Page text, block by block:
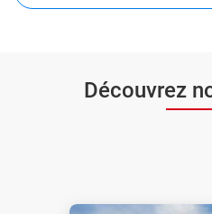
Découvrez